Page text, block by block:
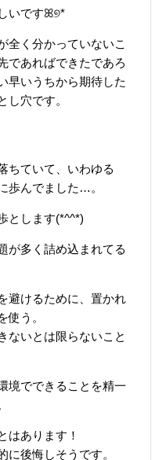
いですꕤ୭*
全く分かっていないこ
であればできたであろ
早いうちから期待した
し穴です。
ちていて、いわゆる
歩んでました…。
とします(*^^*)
が多く詰め込まれてる
避けるために、置かれ
使う。
ないとは限らないこと
境でできることを精一
はあります！
に後悔しそうです。